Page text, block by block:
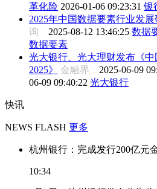
革化险 2026-01-06 09:23:31 银
2025年中国数据要素行业发
询 2025-08-12 13:46:25 数据
数据要素
光大银行、光大理财发布《中
2025》
金融界 2025-06-09
06-09 09:40:22 光大银行
快讯
NEWS FLASH 更多
杭州银行：完成发行200亿元
10:34